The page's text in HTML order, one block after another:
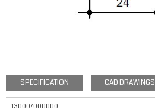
SPECIFICATION CAD DRAWINGS
130007000000